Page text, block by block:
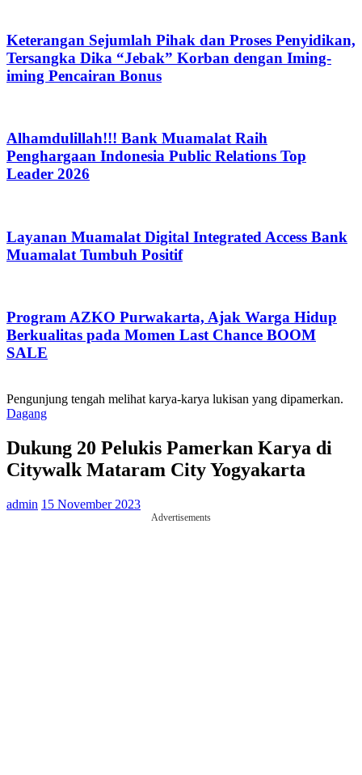
Keterangan Sejumlah Pihak dan Proses Penyidikan,
Tersangka Dika “Jebak” Korban dengan Iming-
iming Pencairan Bonus
Alhamdulillah!!! Bank Muamalat Raih
Penghargaan Indonesia Public Relations Top
Leader 2026
Layanan Muamalat Digital Integrated Access Bank
Muamalat Tumbuh Positif
Program AZKO Purwakarta, Ajak Warga Hidup
Berkualitas pada Momen Last Chance BOOM
SALE
Pengunjung tengah melihat karya-karya lukisan yang dipamerkan.
Dagang
Dukung 20 Pelukis Pamerkan Karya di
Citywalk Mataram City Yogyakarta
admin 15 November 2023
Advertisements